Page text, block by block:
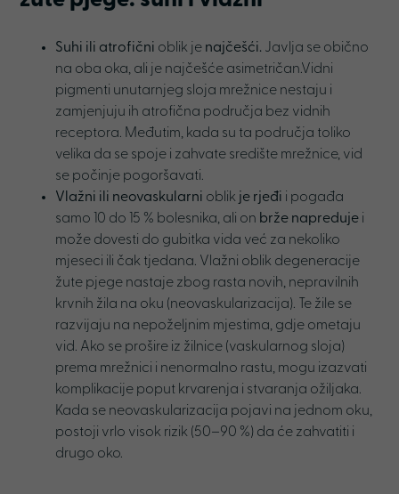
Suhi ili atrofični oblik je najčešći. Javlja se obično
na oba oka, ali je najčešće asimetričan.Vidni
pigmenti unutarnjeg sloja mrežnice nestaju i
zamjenjuju ih atrofična područja bez vidnih
receptora. Međutim, kada su ta područja toliko
velika da se spoje i zahvate središte mrežnice, vid
se počinje pogoršavati.
Vlažni ili neovaskularni oblik je rjeđi i pogađa
samo 10 do 15 % bolesnika, ali on brže napreduje i
može dovesti do gubitka vida već za nekoliko
mjeseci ili čak tjedana. Vlažni oblik degeneracije
žute pjege nastaje zbog rasta novih, nepravilnih
krvnih žila na oku (neovaskularizacija). Te žile se
razvijaju na nepoželjnim mjestima, gdje ometaju
vid. Ako se prošire iz žilnice (vaskularnog sloja)
prema mrežnici i nenormalno rastu, mogu izazvati
komplikacije poput krvarenja i stvaranja ožiljaka.
Kada se neovaskularizacija pojavi na jednom oku,
postoji vrlo visok rizik (50–90 %) da će zahvatiti i
drugo oko.